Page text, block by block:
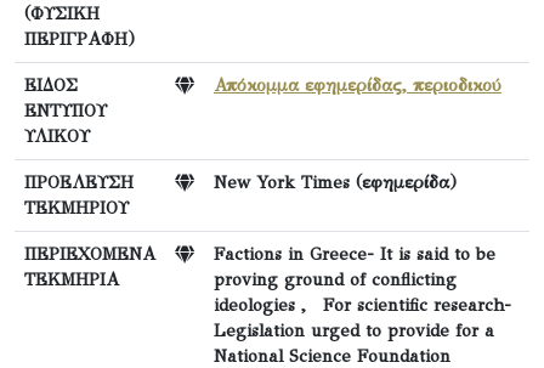
(ΦΥΣΙΚΗ
ΠΕΡΙΓΡΑΦΗ)
ΕΙΔΟΣ
ΕΝΤΥΠΟΥ
ΥΛΙΚΟΥ
Απόκομμα εφημερίδας, περιοδικού
ΠΡΟΕΛΕΥΣΗ
ΤΕΚΜΗΡΙΟΥ
New York Times (εφημερίδα)
ΠΕΡΙΕΧΟΜΕΝΑ
ΤΕΚΜΗΡΙΑ
Factions in Greece- It is said to be
proving ground of conflicting
ideologies , For scientific research-
Legislation urged to provide for a
National Science Foundation